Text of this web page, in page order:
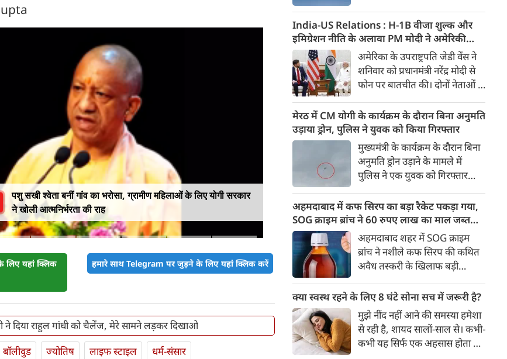
पशु सखी श्वेता बनीं गांव का भरोसा, ग्रामीण महिलाओं के लिए योगी सरकार
ने खोली आत्मनिर्भरता की राह
लिए यहां क्लिक
हमारे साथ Telegram पर जुड़ने के लिए यहां क्लिक करें
ने दिया राहुल गांधी को चैलेंज, मेरे सामने लड़कर दिखाओ
बॉलीवुड ज्योतिष लाइफ स्‍टाइल
धर्म-संसार
अभी तक टेस्ट रिपोर्ट उपलब्ध नहीं
कराई गई है। एयरलाइन ने कहा कि
रिपोर्ट उसके पास नहीं होने के कारण
वह इस मामले में किसी निष्कर्ष पर
टिप्पणी करने की स्थिति में नहीं है।
India-US Relations : H-1B वीजा शुल्क और
इमिग्रेशन नीति के अलावा PM मोदी ने अमेरिकी
उपराष्ट्रपति जेडी वेंस किन मुद्दों पर की चर्चा
अमेरिका के उपराष्ट्रपति जेडी वेंस ने
शनिवार को प्रधानमंत्री नरेंद्र मोदी से
फोन पर बातचीत की। दोनों नेताओं ने
रणनीतिक साझेदारी को और मजबूत
करने के तरीकों पर चर्चा की।
बातचीत के दौरान व्यापार, रक्षा,
ऊर्जा सुरक्षा, महत्वपूर्ण खनिज और
उभरती तकनीकों जैसे प्रमुख मुद्दों पर
विचार-विमर्श हुआ।
मेरठ में CM योगी के कार्यक्रम के दौरान बिना अनुमति
उड़ाया ड्रोन, पुलिस ने युवक को किया गिरफ्तार
मुख्यमंत्री के कार्यक्रम के दौरान बिना
अनुमति ड्रोन उड़ाने के मामले में
पुलिस ने एक युवक को गिरफ्तार
दो ड्रोन उड़ते हुए दिखाई दिए थे। जांच
में एक ड्रोन सरकारी और पूर्व अनुमति
से उड़ाया जा रहा था, जबकि दूसरा
ड्रोन बिना अनुमति उड़ता पाया गया।
अहमदाबाद में कफ सिरप का बड़ा रैकेट पकड़ा गया,
SOG क्राइम ब्रांच ने 60 रुपए लाख का माल जब्त
किया
अहमदाबाद शहर में SOG क्राइम
ब्रांच ने नशीले कफ सिरप की कथित
अवैध तस्करी के खिलाफ बड़ी
GPO पोस्ट ऑफिस के पास से
प्रतिबंधित कफ सिरप का बड़ा जखीरा
पकड़ा गया है। पुलिस की प्रारंभिक
जांच में सामने आया है कि पोस्टल
सर्विस का इस्तेमाल करके कफ सिरप
क्या स्वस्थ रहने के लिए 8 घंटे सोना सच में जरूरी है?
मुझे नींद नहीं आने की समस्या हमेशा
से रही है, शायद सालों-साल से। कभी-
कभी यह सिर्फ एक अहसास होता है,